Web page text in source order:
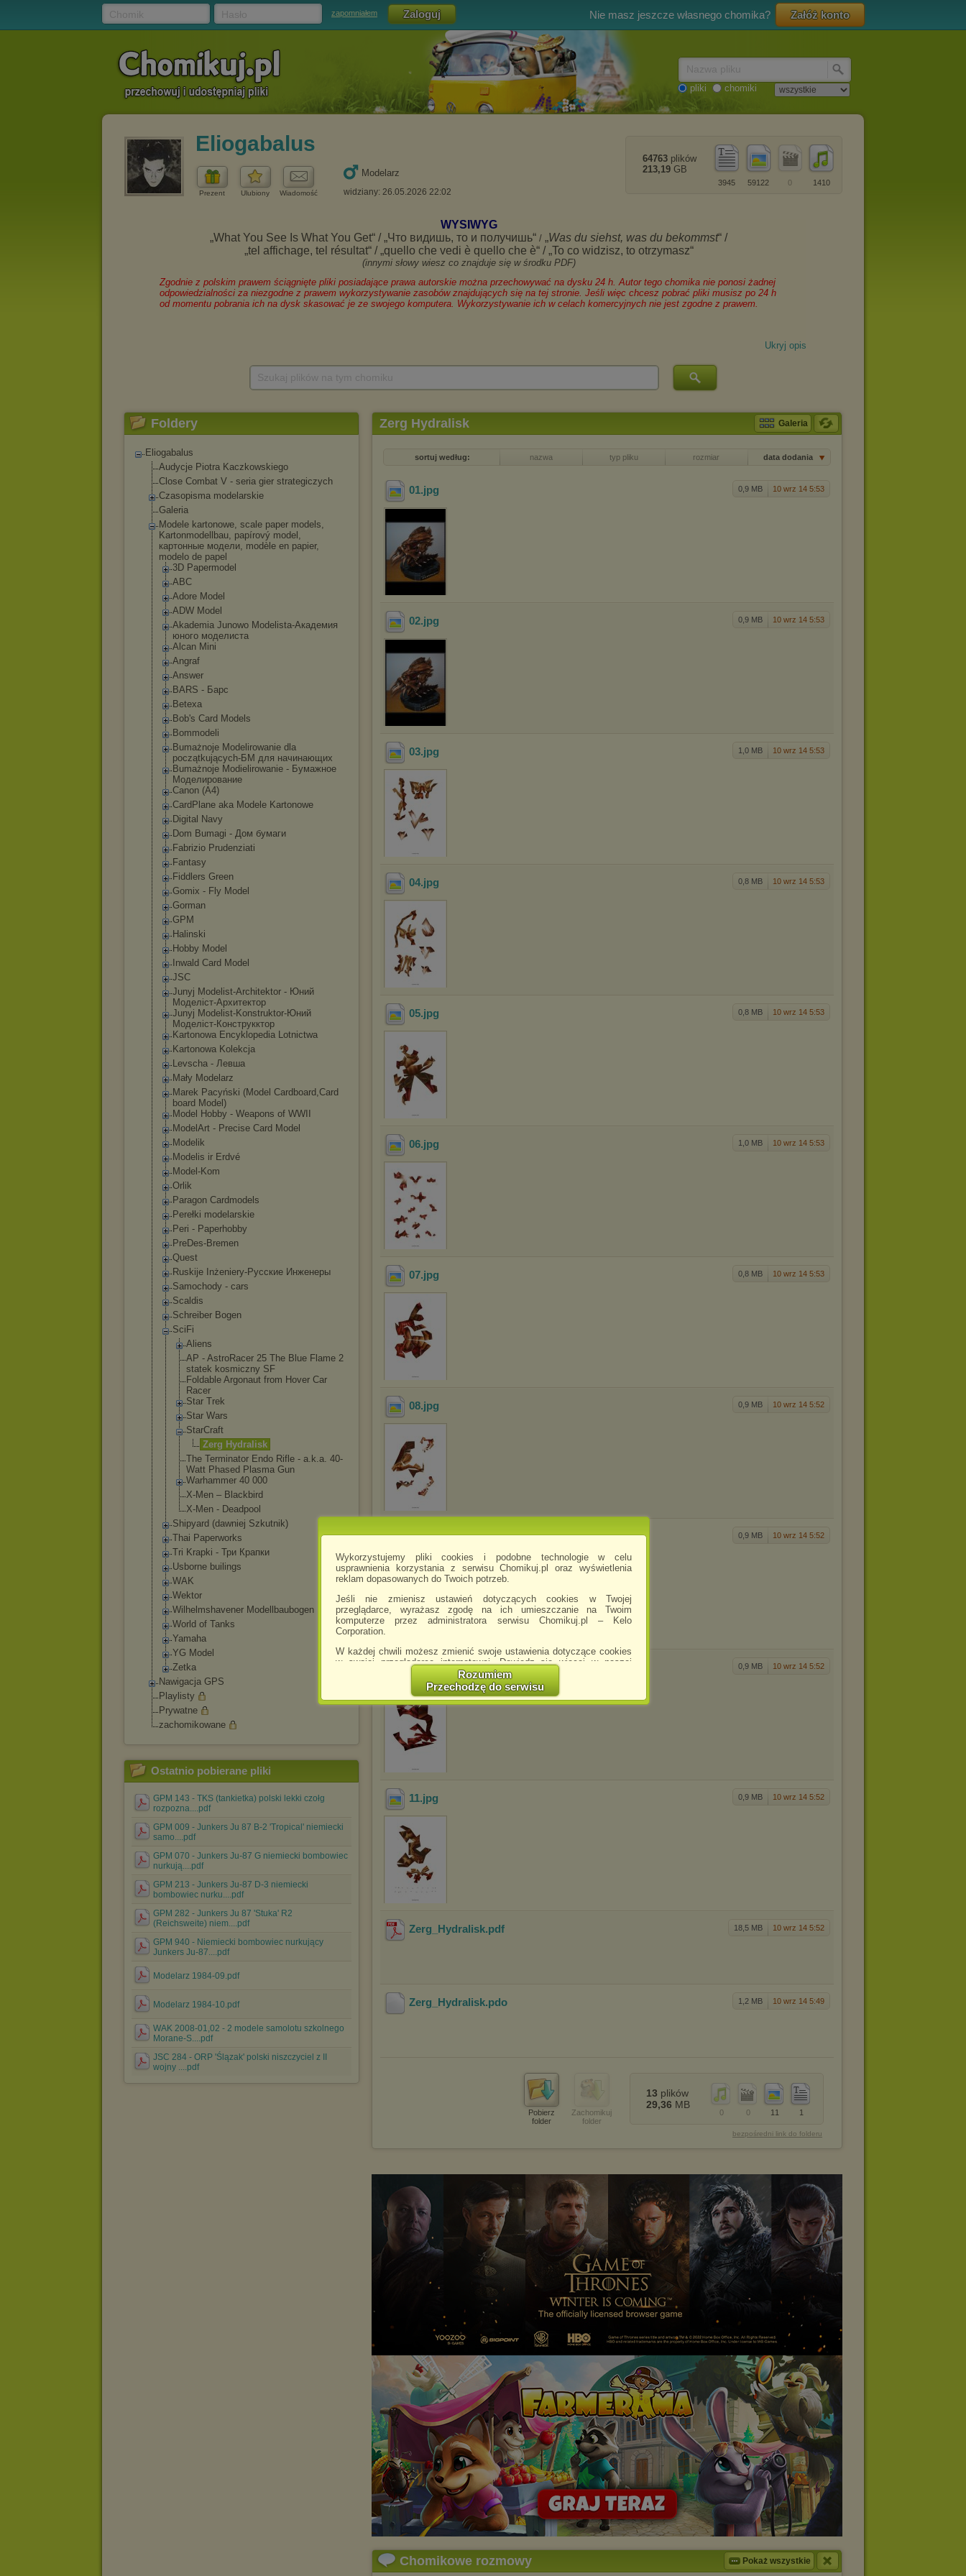
Wykorzystujemy pliki cookies i podobne technologie w celu
usprawnienia korzystania z serwisu Chomikuj.pl oraz wyświetlenia
reklam dopasowanych do Twoich potrzeb.
Jeśli nie zmienisz ustawień dotyczących cookies w Twojej
przeglądarce, wyrażasz zgodę na ich umieszczanie na Twoim
komputerze przez administratora serwisu Chomikuj.pl – Kelo
Corporation.
W każdej chwili możesz zmienić swoje ustawienia dotyczące cookies
w swojej przeglądarce internetowej. Dowiedz się więcej w naszej
http://chomikuj.pl/PolitykaPrywatnosci.aspx
Jednocześnie informujemy że zmiana ustawień przeglądarki może
spowodować ograniczenie korzystania ze strony Chomikuj.pl.
W przypadku braku twojej zgody na akceptację cookies niestety
prosimy o opuszczenie serwisu chomikuj.pl.
(dostosowanie reklam do Twoich potrzeb, analiza skuteczności działań
Wyrażenie sprzeciwu spowoduje, że wyświetlana Ci reklama nie
będzie dopasowana do Twoich preferencji, a będzie to reklama
wyświetlona przypadkowo.
Istnieje możliwość zmiany ustawień przeglądarki internetowej w
sposób uniemożliwiający przechowywanie plików cookies na
urządzeniu końcowym. Można również usunąć pliki cookies,
dokonując odpowiednich zmian w ustawieniach przeglądarki
Pełną informację na ten temat znajdziesz pod adresem
Rozumiem
Przechodzę do serwisu
zapomniałem Nie masz jeszcze własnego chomika? Załóż konto
pliki chomiki
Eliogabalus
Prezent Ulubiony Wiadomość
Modelarz
widziany: 26.05.2026 22:02
1410
0
59122
3945
64763 plików
213,19 GB
Ukryj opis
Foldery
Eliogabalus
Audycje Piotra Kaczkowskiego
Close Combat V - seria gier strategiczych
Czasopisma modelarskie
Galeria
Modele kartonowe, scale paper models,
Kartonmodellbau, papírový model,
картонные модели, modèle en papier,
modelo de papel
3D Papermodel
ABC
Adore Model
ADW Model
Akademia Junowo Modelista-Академия
юного моделиста
Alcan Mini
Angraf
Answer
BARS - Барс
Betexa
Bob's Card Models
Bommodeli
Bumażnoje Modelirowanie dla
początkujących-БМ для начинающих
Bumażnoje Modielirowanie - Бумажное
Моделирование
Canon (A4)
CardPlane aka Modele Kartonowe
Digital Navy
Dom Bumagi - Дом бумаги
Fabrizio Prudenziati
Fantasy
Fiddlers Green
Gomix - Fly Model
Gorman
GPM
Halinski
Hobby Model
Inwald Card Model
JSC
Junyj Modelist-Architektor - Юний
Моделіст-Архитектор
Junyj Modelist-Konstruktor-Юний
Моделіст-Конструкктор
Kartonowa Encyklopedia Lotnictwa
Kartonowa Kolekcja
Levscha - Левша
Mały Modelarz
Marek Pacyński (Model Cardboard,Card
board Model)
Model Hobby - Weapons of WWII
ModelArt - Precise Card Model
Modelik
Modelis ir Erdvé
Model-Kom
Orlik
Paragon Cardmodels
Perełki modelarskie
Peri - Paperhobby
PreDes-Bremen
Quest
Ruskije Inżeniery-Русские Инженеры
Samochody - cars
Scaldis
Schreiber Bogen
SciFi
Aliens
AP - AstroRacer 25 The Blue Flame 2
statek kosmiczny SF
Foldable Argonaut from Hover Car
Racer
Star Trek
Star Wars
StarCraft
Zerg Hydralisk
The Terminator Endo Rifle - a.k.a. 40-
Watt Phased Plasma Gun
Warhammer 40 000
X-Men – Blackbird
X-Men - Deadpool
Shipyard (dawniej Szkutnik)
Thai Paperworks
Tri Krapki - Три Крапки
Usborne builings
WAK
Wektor
Wilhelmshavener Modellbaubogen
World of Tanks
Yamaha
YG Model
Zetka
Nawigacja GPS
Playlisty
Prywatne
zachomikowane
Ostatnio pobierane pliki
GPM 143 - TKS (tankietka) polski lekki czołg
rozpozna....pdf
GPM 009 - Junkers Ju 87 B-2 'Tropical' niemiecki
samo....pdf
GPM 070 - Junkers Ju-87 G niemiecki bombowiec
nurkują....pdf
GPM 213 - Junkers Ju-87 D-3 niemiecki
bombowiec nurku....pdf
GPM 282 - Junkers Ju 87 'Stuka' R2
(Reichsweite) niem....pdf
GPM 940 - Niemiecki bombowiec nurkujący
Junkers Ju-87....pdf
Modelarz 1984-09.pdf
Modelarz 1984-10.pdf
WAK 2008-01,02 - 2 modele samolotu szkolnego
Morane-S....pdf
JSC 284 - ORP 'Ślązak' polski niszczyciel z II
wojny ....pdf
Zerg Hydralisk Galeria
sortuj według: nazwa typ pliku rozmiar data dodania
0,9 MB 10 wrz 14 5:53
01.jpg
0,9 MB 10 wrz 14 5:53
02.jpg
1,0 MB 10 wrz 14 5:53
03.jpg
0,8 MB 10 wrz 14 5:53
04.jpg
0,8 MB 10 wrz 14 5:53
05.jpg
1,0 MB 10 wrz 14 5:53
06.jpg
0,8 MB 10 wrz 14 5:53
07.jpg
0,9 MB 10 wrz 14 5:52
08.jpg
0,9 MB 10 wrz 14 5:52
09.jpg
0,9 MB 10 wrz 14 5:52
10.jpg
0,9 MB 10 wrz 14 5:52
11.jpg
18,5 MB 10 wrz 14 5:52
Zerg_Hydralisk.pdf
1,2 MB 10 wrz 14 5:49
Zerg_Hydralisk.pdo
Pobierz
folder
Zachomikuj
folder
1
11
0
0
13 plików
29,36 MB
bezpośredni link do folderu
Chomikowe rozmowy Pokaż wszystkie